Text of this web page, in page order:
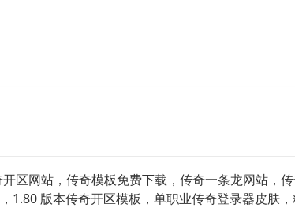
区网站，传奇模板免费下载，传奇一条龙网站，
1.80 版本传奇开区模板，单职业传奇登录器皮肤